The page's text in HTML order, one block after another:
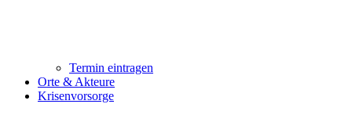
Termin eintragen
Orte & Akteure
Krisenvorsorge